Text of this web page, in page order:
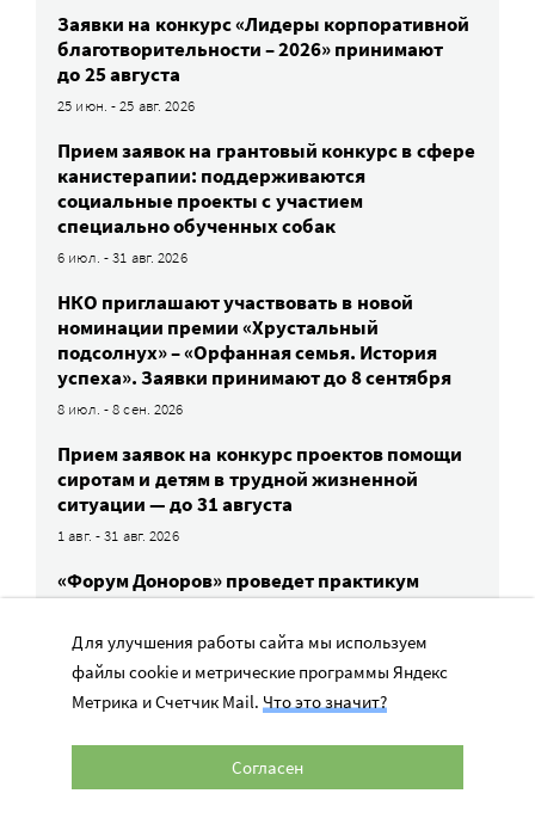
Заявки на конкурс «Лидеры корпоративной
благотворительности – 2026» принимают
до 25 августа
25 июн. - 25 авг. 2026
Прием заявок на грантовый конкурс в сфере
канистерапии: поддерживаются
социальные проекты с участием
специально обученных собак
6 июл. - 31 авг. 2026
НКО приглашают участвовать в новой
номинации премии «Хрустальный
подсолнух» – «Орфанная семья. История
успеха». Заявки принимают до 8 сентября
8 июл. - 8 сен. 2026
Прием заявок на конкурс проектов помощи
сиротам и детям в трудной жизненной
ситуации — до 31 августа
1 авг. - 31 авг. 2026
«Форум Доноров» проведет практикум
по грантовым конкурсам корпоративной
благотворительности
11 авг. 2026
Для улучшения работы сайта мы используем
файлы cookie и метрические программы Яндекс
Метрика и Счетчик Mail. Что это значит?
Согласен